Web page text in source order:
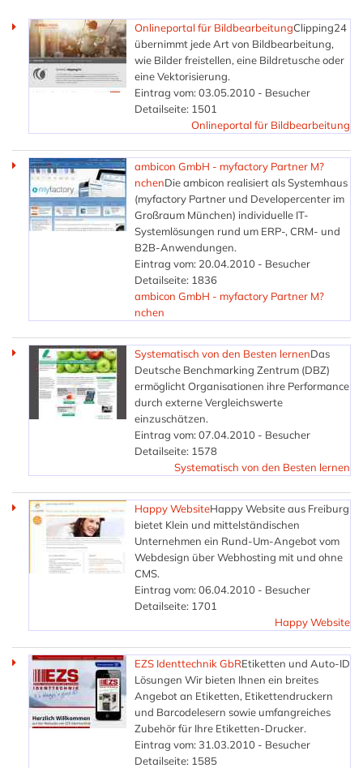
Onlineportal für BildbearbeitungClipping24
übernimmt jede Art von Bildbearbeitung,
wie Bilder freistellen, eine Bildretusche oder
eine Vektorisierung.
Eintrag vom: 03.05.2010 - Besucher
Detailseite: 1501
Onlineportal für Bildbearbeitung
ambicon GmbH - myfactory Partner M?
nchenDie ambicon realisiert als Systemhaus
(myfactory Partner und Developercenter im
Großraum München) individuelle IT-
Systemlösungen rund um ERP-, CRM- und
B2B-Anwendungen.
Eintrag vom: 20.04.2010 - Besucher
Detailseite: 1836
ambicon GmbH - myfactory Partner M?
nchen
Systematisch von den Besten lernenDas
Deutsche Benchmarking Zentrum (DBZ)
ermöglicht Organisationen ihre Performance
durch externe Vergleichswerte
einzuschätzen.
Eintrag vom: 07.04.2010 - Besucher
Detailseite: 1578
Systematisch von den Besten lernen
Happy WebsiteHappy Website aus Freiburg
bietet Klein und mittelständischen
Unternehmen ein Rund-Um-Angebot vom
Webdesign über Webhosting mit und ohne
CMS.
Eintrag vom: 06.04.2010 - Besucher
Detailseite: 1701
Happy Website
EZS Identtechnik GbREtiketten und Auto-ID
Lösungen Wir bieten Ihnen ein breites
Angebot an Etiketten, Etikettendruckern
und Barcodelesern sowie umfangreiches
Zubehör für Ihre Etiketten-Drucker.
Eintrag vom: 31.03.2010 - Besucher
Detailseite: 1585